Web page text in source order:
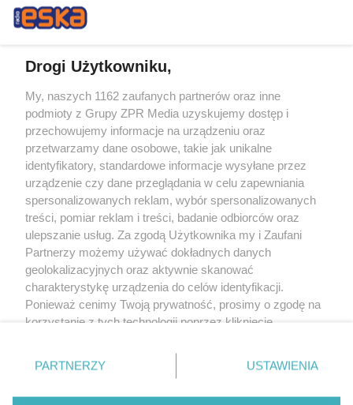
Żaden utwór zamieszczony w serwisie nie może być powielany i
rozpowszechniany lub dalej rozpowszechniany w jakikolwiek sposób (w
tym także elektroniczny lub mechaniczny) na jakimkolwiek polu
eksploatacji w jakiejkolwiek formie, włącznie z umieszczaniem w Internecie
bez pisemnej zgody właściciela praw. Jakiekolwiek użycie lub
wykorzystanie utworów w całości lub w części z naruszeniem prawa, tzn.
bez właściwej zgody, jest zabronione pod groźbą kary i może być ścigane
prawnie.
O nas
Drogi Użytkowniku,
My, naszych 1162 zaufanych partnerów oraz inne
podmioty z Grupy ZPR Media uzyskujemy dostęp i
przechowujemy informacje na urządzeniu oraz
przetwarzamy dane osobowe, takie jak unikalne
identyfikatory, standardowe informacje wysyłane przez
urządzenie czy dane przeglądania w celu zapewniania
spersonalizowanych reklam, wybór spersonalizowanych
treści, pomiar reklam i treści, badanie odbiorców oraz
ulepszanie usług. Za zgodą Użytkownika my i Zaufani
Partnerzy możemy używać dokładnych danych
geolokalizacyjnych oraz aktywnie skanować
charakterystykę urządzenia do celów identyfikacji.
Ponieważ cenimy Twoją prywatność, prosimy o zgodę na
korzystanie z tych technologii poprzez kliknięcie
zmienić/wycofać klikając przycisk ustawień prywatności
znajdujący się w lewym dolnym rogu strony
rodzaje przetwarzania danych nie wymagają zgody
PARTNERZY USTAWIENIA